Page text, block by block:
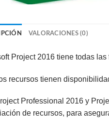
VALORACIONES (0)
Project 2016 tiene todas
recursos tienen
Professional 2016 y
de recursos, para